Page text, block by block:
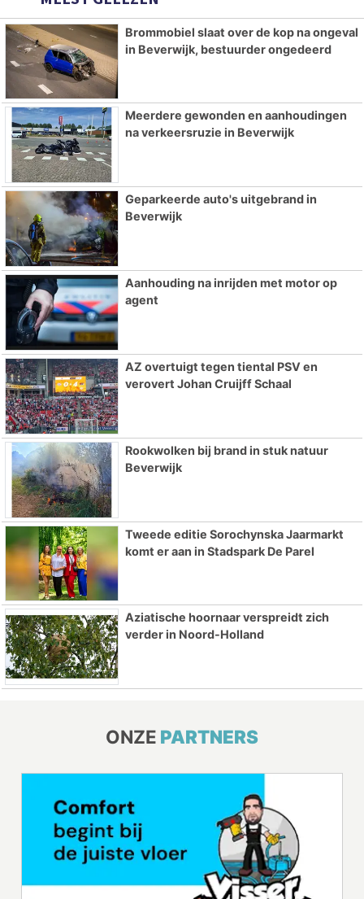
Brommobiel slaat over de kop na ongeval
in Beverwijk, bestuurder ongedeerd
Meerdere gewonden en aanhoudingen
na verkeersruzie in Beverwijk
Geparkeerde auto's uitgebrand in
Beverwijk
Aanhouding na inrijden met motor op
agent
AZ overtuigt tegen tiental PSV en
verovert Johan Cruijff Schaal
Rookwolken bij brand in stuk natuur
Beverwijk
Tweede editie Sorochynska Jaarmarkt
komt er aan in Stadspark De Parel
Aziatische hoornaar verspreidt zich
verder in Noord-Holland
ONZE PARTNERS